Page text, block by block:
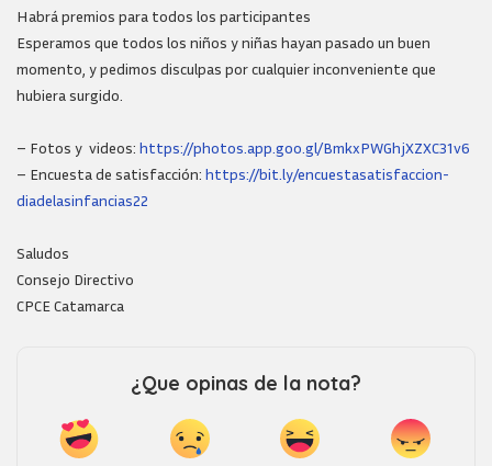
Habrá premios para todos los participantes
Esperamos que todos los niños y niñas hayan pasado un buen
momento, y pedimos disculpas por cualquier inconveniente que
hubiera surgido.
– Fotos y videos: https://photos.app.goo.gl/BmkxPWGhjXZXC31v6
– Encuesta de satisfacción: https://bit.ly/encuestasatisfaccion-
diadelasinfancias22
Saludos
Consejo Directivo
CPCE Catamarca
¿Que opinas de la nota?